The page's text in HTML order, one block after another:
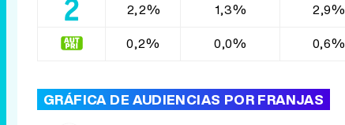
2,2%
1,3% 2,9%
0,2%
0,0% 0,6%
GRÁFICA DE AUDIENCIAS POR FRANJAS